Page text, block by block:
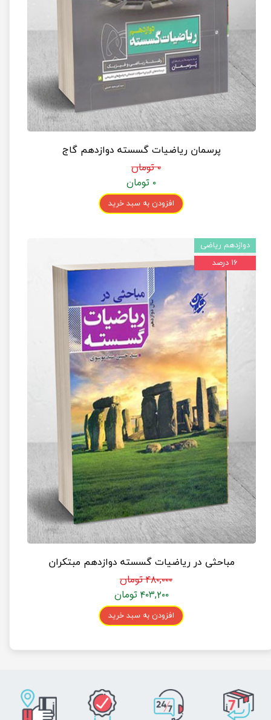
پرسمان ریاضیات گسسته دوازدهم گاج
۰ تومان
۰ تومان
افزودن به سبد خرید
مباحثی در ریاضیات گسسته دوازدهم مبتکران
۴۸۰,۰۰۰ تومان
۴۰۳,۲۰۰ تومان
افزودن به سبد خرید
دوازدهم ریاضی
۱۶ درصد